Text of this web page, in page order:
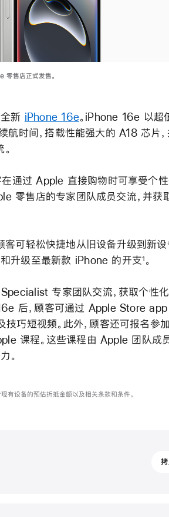
售店正式发售。
新 iPhone 16e。iPhone 16e 以超
航时间，搭载性能强大的 A18 芯片
通过 Apple 直接购物时可享受个性
零售店的专家团队成员交流，并获
可轻松快捷地从旧设备升级到新设
升级至最新款 iPhone 的开支1 。
专家团队交流，获取个性化
后，顾客可通过 Apple Store
技巧短视频。此外，顾客还可报名参
课程。这些课程由 Apple 团队成
。
有设备的预估折抵金额以及相关条款和条件。